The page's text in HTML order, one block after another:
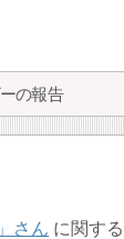
の報告
に関す